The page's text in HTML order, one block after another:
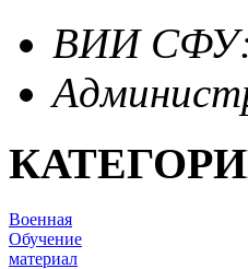
ВИИ
Военная
Обучение
материал